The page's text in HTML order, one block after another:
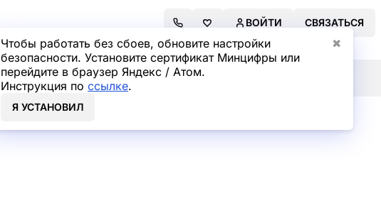
Чтобы работать без сбоев, обновите настройки
безопасности. Установите сертификат Минцифры или
перейдите в браузер Яндекс / Атом.
Инструкция по ссылке.
Я УСТАНОВИЛ
✖
ВОЙТИ СВЯЗАТЬСЯ